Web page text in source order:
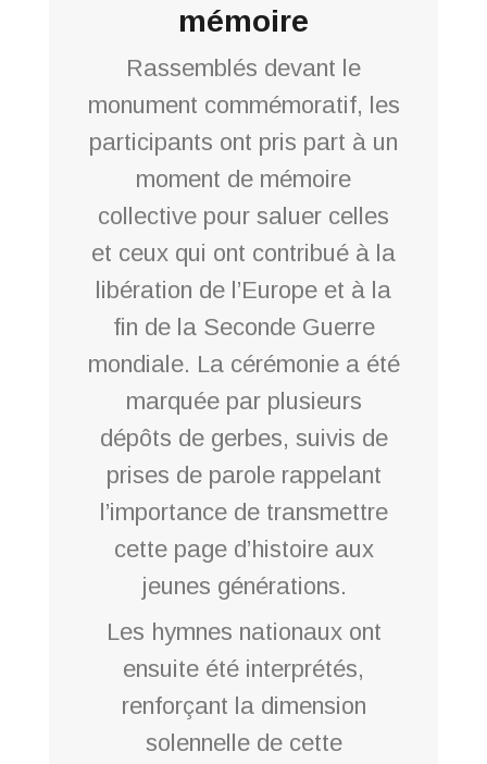
mémoire
Rassemblés devant le
monument commémoratif, les
participants ont pris part à un
moment de mémoire
collective pour saluer celles
et ceux qui ont contribué à la
libération de l’Europe et à la
fin de la Seconde Guerre
mondiale. La cérémonie a été
marquée par plusieurs
dépôts de gerbes, suivis de
prises de parole rappelant
l’importance de transmettre
cette page d’histoire aux
jeunes générations.
Les hymnes nationaux ont
ensuite été interprétés,
renforçant la dimension
solennelle de cette